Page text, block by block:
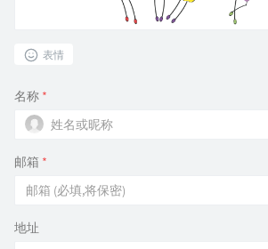
表情
名称 *
邮箱 *
地址